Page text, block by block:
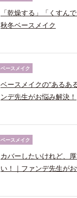
「乾燥する」「くすん
秋冬ベースメイク
ベースメイク
ベースメイクの“あるあ
ンデ先生がお悩み解決！
ベースメイク
カバーしたいけれど、
い！｜ファンデ先生がお